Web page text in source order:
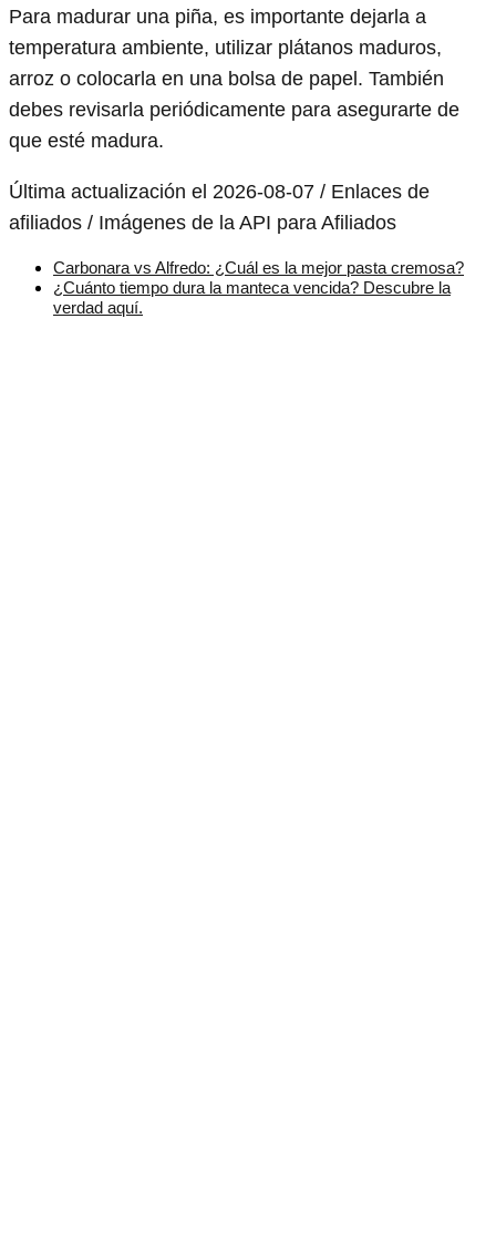
Para madurar una piña, es importante dejarla a
temperatura ambiente, utilizar plátanos maduros,
arroz o colocarla en una bolsa de papel. También
debes revisarla periódicamente para asegurarte de
que esté madura.
Última actualización el 2026-08-07 / Enlaces de
afiliados / Imágenes de la API para Afiliados
Carbonara vs Alfredo: ¿Cuál es la mejor pasta cremosa?
¿Cuánto tiempo dura la manteca vencida? Descubre la
verdad aquí.